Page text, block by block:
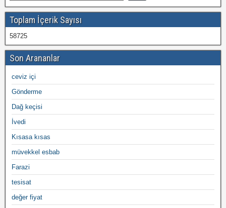
Toplam İçerik Sayısı
58725
Son Arananlar
ceviz içi
Gönderme
Dağ keçisi
İvedi
Kısasa kısas
müvekkel esbab
Farazi
tesisat
değer fiyat